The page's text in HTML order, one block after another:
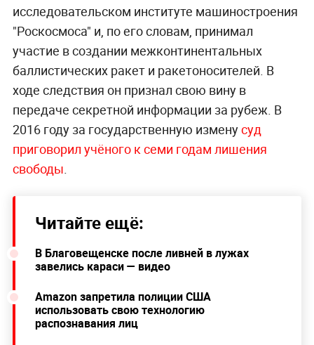
исследовательском институте машиностроения
"Роскосмоса" и, по его словам, принимал
участие в создании межконтинентальных
баллистических ракет и ракетоносителей. В
ходе следствия он признал свою вину в
передаче секретной информации за рубеж. В
2016 году за государственную изменусуд
приговорил учёного к семи годам лишения
свободы.
Читайте ещё:
В Благовещенске после ливней в лужах
завелись караси — видео
Amazon запретила полиции США
использовать свою технологию
распознавания лиц